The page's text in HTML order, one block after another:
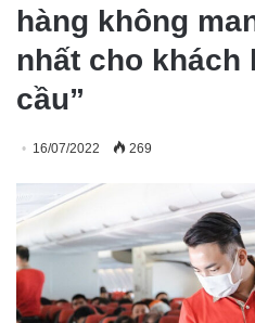
hàng không
nhất cho khách
cầu”
16/07/2022 269